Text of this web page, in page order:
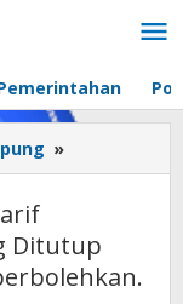
»
DPRD
Wisata
Ditutup